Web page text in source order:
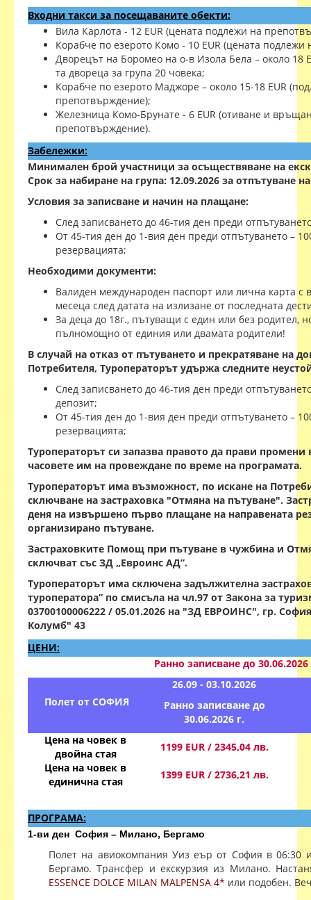
Входни такси за посещаваните обекти:
Вила Карлота - 12 EUR (цената подлежи на
Корабче по езерото Комо - 10 EUR (цената
Дворецът на Боромео на о-в Изола Бела – около 18
та двореца за група 20 човека;
Корабче по езерото Маджоре – около 15-18 EUR
препотвърждение);
Железница Комо-Брунате - 6 EUR (отиване и
препотвърждение).
Забележки:
Минимален брой участници за осъществяване на
Срок за набиране на група: 12.09.2026 за отпътуване
Условия за записване и начин на плащане:
След записването до 46-тия ден преди
От 45-тия ден до 1-вия ден преди отпътуването –
резервацията;
Необходими документи:
Валиден международен паспорт или лична карта с
месеца след датата на излизане от последната
За деца до 18г., пътуващи с един или без родител,
пълномощно от единия или двамата родители!
В случай на отказ от пътуването и прекратяване на
Потребителя, Туроператорът удържа следните
След записването до 46-тия ден преди
депозит;
От 45-тия ден до 1-вия ден преди отпътуването –
резервацията;
Туроператорът си запазва правото да прави промени
часовете им на провеждане по време на програмата.
Туроператорът има възможност, по искане на
сключване на застраховка "Отмяна на пътуване".
деня на извършено първо плащане на направената
организирано пътуване.
Застраховките Помощ при пътуване в чужбина и
сключват със ЗД „Евроинс АД”.
Туроператорът има сключена задължителна
туроператора” по смисъла на чл.97 от Закона за
03700100006222 / 05.01.2026 на "ЗД ЕВРОИНС", гр.
Колумб" 43
ЦЕНИ:
Ранно записване до 30.06.2026
Полет от СОФИЯ
26.09 - 03.10.2026
Ранно записване до
30.06.2026 г.
Цена на човек в
двойна стая
1199 EUR / 2345,04 лв.
Цена на човек в
единична стая
1399 EUR / 2736,21 лв.
ПРОГРАМА:
1-ви ден София – Милано, Бергамо
Полет на авиокомпания Уиз еър от София в 06:30
Бергамо. Трансфер и екскурзия из Милано.
ESSENCE DOLCE MILAN MALPENSA 4* или подобен.